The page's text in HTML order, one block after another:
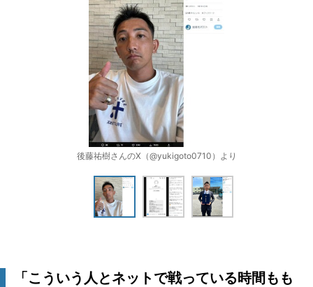
後藤祐樹さんのX（@yukigoto0710）より
「こういう人とネットで戦っている時間もも